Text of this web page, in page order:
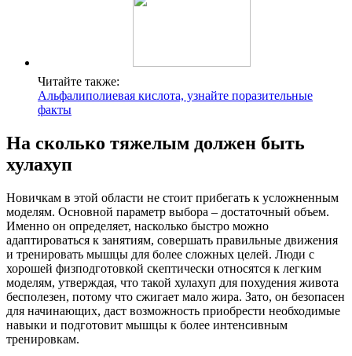
Читайте также:
Альфалиполиевая кислота, узнайте поразительные
факты
На сколько тяжелым должен быть
хулахуп
Новичкам в этой области не стоит прибегать к усложненным
моделям. Основной параметр выбора – достаточный объем.
Именно он определяет, насколько быстро можно
адаптироваться к занятиям, совершать правильные движения
и тренировать мышцы для более сложных целей. Люди с
хорошей физподготовкой скептически относятся к легким
моделям, утверждая, что такой хулахуп для похудения живота
бесполезен, потому что сжигает мало жира. Зато, он безопасен
для начинающих, даст возможность приобрести необходимые
навыки и подготовит мышцы к более интенсивным
тренировкам.